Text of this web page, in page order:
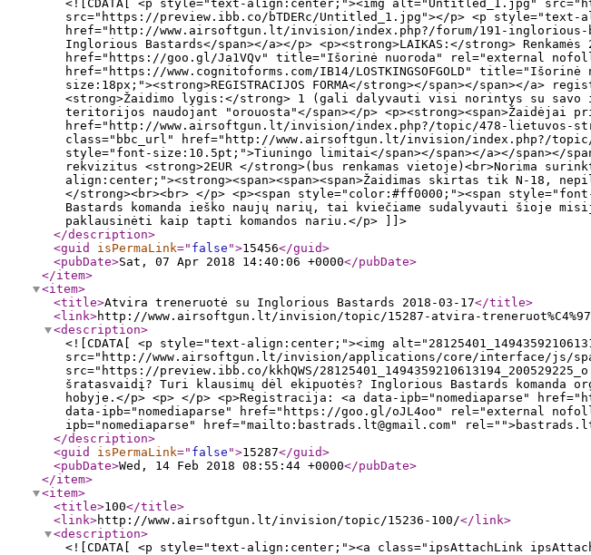
<![CDATA[ <p style="text-align:center;"><img alt="Untitled_1.jpg"
src="https://preview.ibb.co/bTDERc/Untitled_1.jpg"></p> <p style="text-
href="http://www.airsoftgun.lt/invision/index.php?/forum/191-
Inglorious Bastards</span></a></p> <p><strong>LAIKAS:</strong>
href="https://goo.gl/Ja1VQv" title="Išorinė nuoroda" rel="external
href="https://www.cognitoforms.com/IB14/LOSTKINGSOFGOLD"
size:18px;"><strong>REGISTRACIJOS FORMA</strong></span></span></
<strong>Žaidimo lygis:</strong> 1 (gali dalyvauti visi norintys su savo
teritorijos naudojant "orouosta"</span></p>
href="http://www.airsoftgun.lt/invision/index.php?/topic/478-
class="bbc_url" href="http://www.airsoftgun.lt/invision/index.php?/
style="font-size:10.5pt;">Tiuningo limitai</span></span></a></span></
rekvizitus <strong>2EUR </strong>(bus renkamas vietoje)<br>Norima
align:center;"><strong><span><span><span>Žaidimas skirtas tik N-
</strong><br><br> </p> <p><span style="color:#ff0000;"><span style="font-
Bastards komanda ieško naujų narių, tai kviečiame sudalyvauti šioje
paklausinėti kaip tapti komandos nariu.</p> ]]>
</description>
<guid
isPermaLink=" false ">15456</guid>
<pubDate>Sat, 07 Apr 2018 14:40:06 +0000</pubDate>
</item>
<item>
<title>Atvira treneruotė su Inglorious Bastards 2018-03-17</title>
<link>http://www.airsoftgun.lt/invision/topic/15287-atvira-
<description>
<![CDATA[ <p style="text-align:center;"><img
src="http://www.airsoftgun.lt/invision/applications/core/interface/js/
src="https://preview.ibb.co/kkhQWS/
šratasvaidį? Turi klausimų dėl ekipuotės? Inglorious Bastards
hobyje.</p> <p> </p> <p>Registracija: <a data-ipb="nomediaparse"
data-ipb="nomediaparse" href="https://goo.gl/oJL4oo" rel="external
ipb="nomediaparse" href="mailto:bastrads.lt@gmail.com"
</description>
<guid
isPermaLink=" false ">15287</guid>
<pubDate>Wed, 14 Feb 2018 08:55:44 +0000</pubDate>
</item>
<item>
<title>100</title>
<link>http://www.airsoftgun.lt/invision/topic/15236-100/</link>
<description>
<![CDATA[ <p style="text-align:center;"><a class="ipsAttachLink ipsAttachLink_image" href="http://www.airsoftgun.lt/invision/uploads/monthly_01_2018/post-1762-0-32178100-1517224778.jpg" data-fileid="13807" data-fileext="jpg" rel=""><img data-fileid="13807" class="ipsImage ipsImage_thumbnailed" alt="live-to-100.jpg" src="http://www.airsoftgun.lt/invision/applications/core/interface/js/spacer.png" data-src="http://www.airsoftgun.lt/invision/uploads/monthly_01_2018/post-1762-0-32178100-1517224778_thumb.jpg" width="500" data-ratio="62.6"></a></p> <p style="text-align:center;"> </p> <p style="text-align:center;"><a class="ipsAttachLink ipsAttachLink_image" href="http://www.airsoftgun.lt/invision/uploads/monthly_01_2018/post-1762-0-70923200-1517227070.jpg" data-fileid="13808" data-fileext="jpg" rel=""><img data-fileid="13808" class="ipsImage ipsImage_thumbnailed" alt="maxresdefault.jpg" src="http://www.airsoftgun.lt/invision/applications/core/interface/js/spacer.png" data-src="http://www.airsoftgun.lt/invision/uploads/monthly_01_2018/post-1762-0-70923200-1517227070_thumb.jpg" width="397" data-ratio="125.94"></a></p> <p style="text-align:center;"> </p> <p style="color:rgb(40,40,40);font-family:helvetica, arial, sans-serif;text-align:center;"><span style="font-size:24px;"><strong>Renginys Lietuvos vastybės atkūrimo dienos proga</strong></span></p> <p style="color:rgb(40,40,40);font-family:helvetica, arial, sans-serif;text-align:center;"> </p> <p style="color:rgb(40,40,40);font-family:helvetica, arial, sans-serif;text-align:center;"> </p> <p style="color:rgb(40,40,40);font-family:helvetica, arial, sans-serif;"><strong>DATA: 2018 VASARIO 17 DIENĄ</strong></p> <p style="color:rgb(40,40,40);font-family:helvetica, arial, sans-serif;"><strong>VIETA: <a class="bbc_url" href="http://www.maps.lt/map/default.aspx?lang=lt#obj=332806;6172260;Pa%C5%BEym%C4%97tas%20ta%C5%A1kas;&amp;xy=332856,6172113&amp;z=5000&amp;lrs=hybrid,stops,zebra" title="External link" rel="external nofollow"><span style="color:rgb(0,0,205);">AKMENYNĖS SODYBA, KLAIPĖDOS RJ.</span></a></strong></p> <p style="color:rgb(40,40,40);font-family:helvetica, arial, sans-serif;"><strong><span style="font-size:10.5pt;">LYGIS -<a class="bbc_url" href="http://www.airsoftgun.lt/invision/index.php?/topic/6437-klaip%C4%97dos-%C5%BEaidim%C5%B3-lygiai/" title="" rel="external nofollow"> </a>1 </span><a class="bbc_url" href="http://www.airsoftgun.lt/invision/index.php?/topic/6437-klaip%C4%97dos-%C5%BEaidim%C5%B3-lygiai/" title="" rel="external nofollow"><span style="color:rgb(0,0,205);"><span style="font-size:10.5pt;">lygis (daugiau apie LSB lygius)</span></span></a></strong></p> <p style="color:rgb(40,40,40);font-family:helvetica, arial, sans-serif;"> </p> <p style="color:rgb(40,40,40);font-family:helvetica, arial, sans-serif;"><strong>LAIKAS:</strong></p> <p style="color:rgb(40,40,40);font-family:helvetica, arial, sans-serif;"><span style="font-size:10.5pt;">Žaidėjai į žaidimą renkasi iki <strong>09:30</strong></span></p> <p style="color:rgb(40,40,40);font-family:helvetica, arial, sans-serif;">Žaidimas iki <strong>16:00</strong></p> <p style="color:rgb(40,40,40);font-family:helvetica, arial, sans-serif;"> </p> <p style="color:rgb(40,40,40);font-family:helvetica, arial, sans-serif;"><b>MOKESTIS: </b></p> <p style="color:rgb(40,40,40);font-family:helvetica, arial, sans-serif;"><span style="background-color:transparent;color:rgb(0,0,0);font-family:Arial;font-weight:700;">10 EUR SAVO ĮRANGĄ TURINTIEMS ŠRATASVYDININKAMS</span></p> <p style="color:rgb(40,40,40);font-family:helvetica, arial, sans-serif;"> </p> <p style="color:rgb(40,40,40);font-family:helvetica, arial, sans-serif;"><span style="background-color:transparent;color:rgb(0,0,0);font-family:Arial;font-weight:700;">29 EUR NUOMININKAMS</span></p> <p style="color:rgb(40,40,40);font-family:helvetica, arial, sans-serif;"><span style="background-color:transparent;color:rgb(0,0,0);font-family:Arial;font-style:italic;font-weight:700;">Nuomos komplektą sudaro:</span></p> <p style="color:rgb(40,40,40);font-family:helvetica, arial, sans-serif;"><span style="background-color:transparent;color:rgb(0,0,0);font-family:Arial;font-style:italic;">poligonas, </span></p> <p style="color:rgb(40,40,40);font-family:helvetica, arial, sans-serif;">profesionalus<span style="background-